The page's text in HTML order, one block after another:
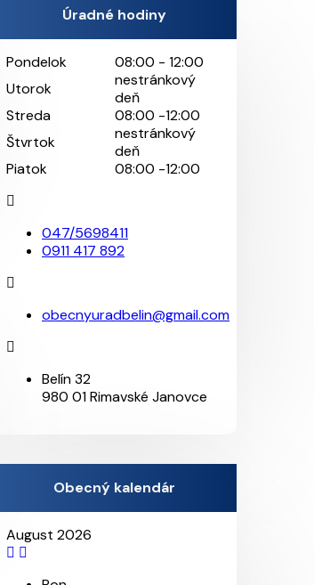
Úradné hodiny
Pondelok
08:00 - 12:00
Utorok
nestránkový
deň
Streda
08:00 -12:00
Štvrtok
nestránkový
deň
Piatok
08:00 -12:00
047/5698411
0911 417 892
obecnyuradbelin@gmail.com
Belín 32
980 01 Rimavské Janovce
Obecný kalendár
August 2026